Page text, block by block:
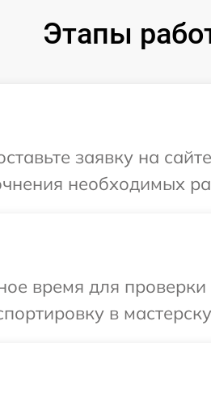
Этапы
заявку на
необходимых
время для
в